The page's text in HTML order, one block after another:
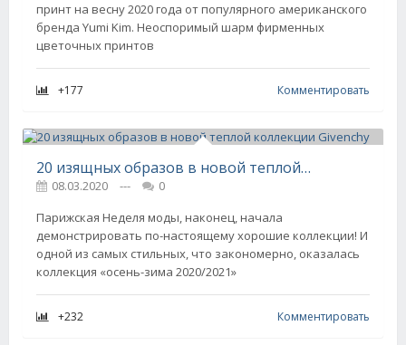
принт на весну 2020 года от популярного американского
бренда Yumi Kim. Неоспоримый шарм фирменных
цветочных принтов
+177 Комментировать
20 изящных образов в новой теплой коллекции Givenchy
08.03.2020 ---
0
Парижская Неделя моды, наконец, начала
демонстрировать по-настоящему хорошие коллекции! И
одной из самых стильных, что закономерно, оказалась
коллекция «осень-зима 2020/2021»
+232 Комментировать